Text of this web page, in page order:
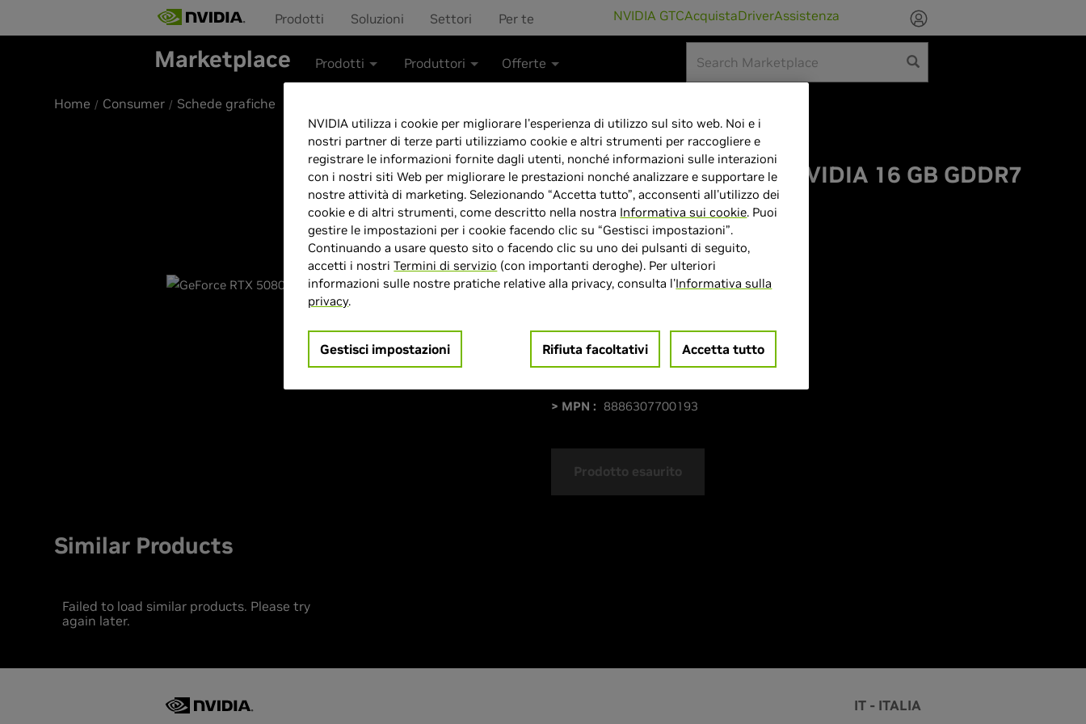
Prodotti Soluzioni Settori Per te NVIDIA GTCAcquistaDriverAssistenza
Marketplace Prodotti Produttori Offerte
Home Consumer Schede grafiche
GeForce RTX 5080 X3 NVIDIA 16 GB GDDR7
> GPU : GeForce RTX 5080
> Velocità boost clock : 2617 MHz
> CUDA : 10752
> MPN : 8886307700193
Prodotto esaurito
Similar Products
Failed to load similar products. Please try
again later.
IT - ITALIA
NVIDIA utilizza i cookie per migliorare l'esperienza di utilizzo sul sito web. Noi e i
nostri partner di terze parti utilizziamo cookie e altri strumenti per raccogliere e
registrare le informazioni fornite dagli utenti, nonché informazioni sulle interazioni
con i nostri siti Web per migliorare le prestazioni nonché analizzare e supportare le
nostre attività di marketing. Selezionando “Accetta tutto”, acconsenti all'utilizzo dei
cookie e di altri strumenti, come descritto nella nostra Informativa sui cookie. Puoi
gestire le impostazioni per i cookie facendo clic su “Gestisci impostazioni”.
Continuando a usare questo sito o facendo clic su uno dei pulsanti di seguito,
accetti i nostriTermini di servizio (con importanti deroghe). Per ulteriori
informazioni sulle nostre pratiche relative alla privacy, consulta l'Informativa sulla
privacy.
Gestisci impostazioni Rifiuta facoltativi Accetta tutto